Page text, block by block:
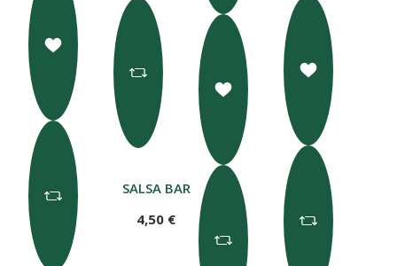
SALSA BARBECUE 150 G
4,50 €